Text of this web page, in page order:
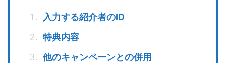
入力する紹介者のID
特典内容
他のキャンペーンとの併用